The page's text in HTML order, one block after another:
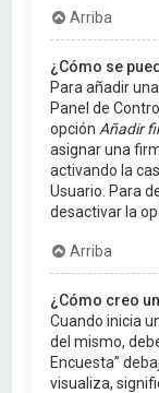
Arriba
¿Cómo se
Para añadir
Panel de
opción Añadir
asignar una
activando la
Usuario. Para
desactivar la
Arriba
¿Cómo creo
Cuando inicia
del mismo,
Encuesta”
visualiza,